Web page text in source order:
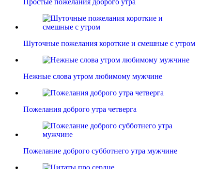
Простые пожелания доброго утра
Шуточные пожелания короткие и смешные с утром
Нежные слова утром любимому мужчине
Пожелания доброго утра четверга
Пожелание доброго субботнего утра мужчине